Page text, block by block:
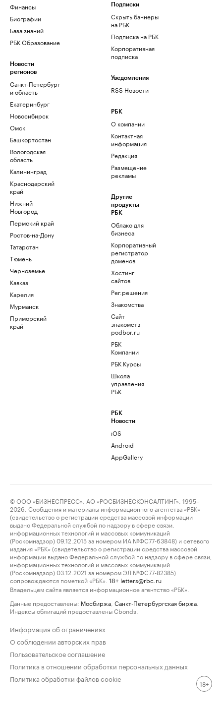
Финансы
Биографии
База знаний
РБК Образование
Новости
регионов
Санкт-Петербург
и область
Екатеринбург
Новосибирск
Омск
Башкортостан
Вологодская
область
Калининград
Краснодарский
край
Нижний
Новгород
Пермский край
Ростов-на-Дону
Татарстан
Тюмень
Черноземье
Кавказ
Карелия
Мурманск
Приморский
край
Подписки
Скрыть баннеры
на РБК
Подписка на РБК
Корпоративная
подписка
Уведомления
RSS Новости
РБК
О компании
Контактная
информация
Редакция
Размещение
рекламы
Другие
продукты
РБК
Облако для
бизнеса
Корпоративный
регистратор
доменов
Хостинг
сайтов
Рег.решения
Знакомства
Сайт
знакомств
podbor.ru
РБК
Компании
РБК Курсы
Школа
управления
РБК
РБК
Новости
iOS
Android
AppGallery
© ООО «БИЗНЕСПРЕСС», АО «РОСБИЗНЕСКОНСАЛТИНГ», 1995–
2026. Сообщения и материалы информационного агентства «РБК»
(свидетельство о регистрации средства массовой информации
выдано Федеральной службой по надзору в сфере связи,
информационных технологий и массовых коммуникаций
(Роскомнадзор) 09.12.2015 за номером ИА №ФС77-63848) и сетевого
издания «РБК» (свидетельство о регистрации средства массовой
информации выдано Федеральной службой по надзору в сфере связи,
информационных технологий и массовых коммуникаций
(Роскомнадзор) 03.12.2021 за номером ЭЛ №ФС77-82385)
сопровождаются пометкой «РБК».
18+ letters@rbc.ru
Владельцем сайта является информационное агентство «РБК».
Данные предоставлены: Мосбиржа Санкт-Петербургская биржа
Индексы облигаций предоставлены Cbonds.
Информация об ограничениях
О соблюдении авторских прав
Пользовательское соглашение
Политика в отношении обработки персональных данных
Политика обработки файлов cookie
18+